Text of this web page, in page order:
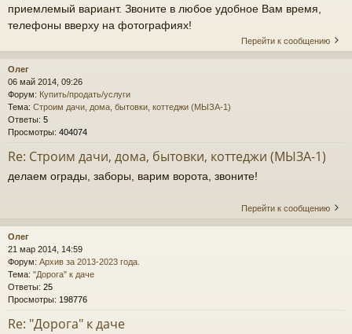
приемлемый вариант. Звоните в любое удобное Вам время,
телефоны вверху на фотографиях!
Перейти к сообщению
Олег
06 май 2014, 09:26
Форум: Купить/продать/услуги
Тема: Строим дачи, дома, бытовки, коттеджи (МЫЗА-1)
Ответы: 5
Просмотры: 404074
Re: Строим дачи, дома, бытовки, коттеджи (МЫЗА-1)
делаем ограды, заборы, варим ворота, звоните!
Перейти к сообщению
Олег
21 мар 2014, 14:59
Форум: Архив за 2013-2023 года.
Тема: "Дорога" к даче
Ответы: 25
Просмотры: 198776
Re: "Дорога" к даче